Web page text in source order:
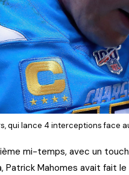
qui lance 4 interceptions face
mi-temps, avec un
Patrick Mahomes avait fait